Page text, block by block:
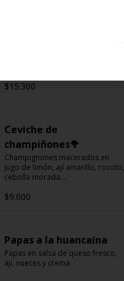
$15.300
Ceviche de
champiñones🥦
Champignones macerados en
jugo de limón, ají amarillo, rocoto,
cebolla morada.
canchas y camote dulce.
$9.000
Papas a la huancaína
Papas en salsa de queso fresco,
ají, nueces y crema